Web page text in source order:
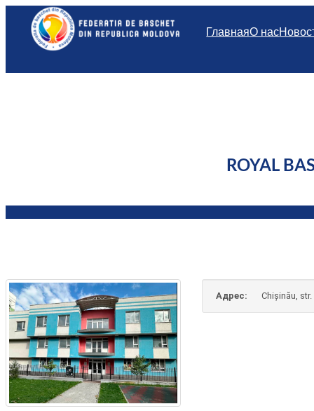
Перейти
содержимому
ГлавнаяО нас
ROYAL
Адрес: Chișinău,